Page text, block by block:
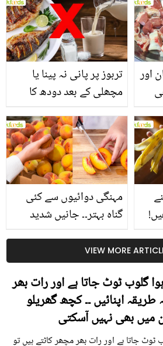
انگیز طبی فوائد
تربوز پر پانی نہ پینا یا
مچھلی کے بعد دودھ کا
سے متعلق غلط فہمیوں کی
حقیقت کیا ہے اور افواہ
کیا؟
کے 4 آسان اور
مہنگی دوائیوں سے کئی
گناہ بہتر۔۔ جانیں شدید
کیوں کھانا چاہیے؟
VIEW MORE
گلوب ٹوٹ جاتا ہے اور رات بھر
اپنائیں ۔۔ کچھ گھریلو
بھی نہیں آسکتی
ٹوٹ جاتا ہے اور رات بھر مچھر کاٹتے ہیں تو